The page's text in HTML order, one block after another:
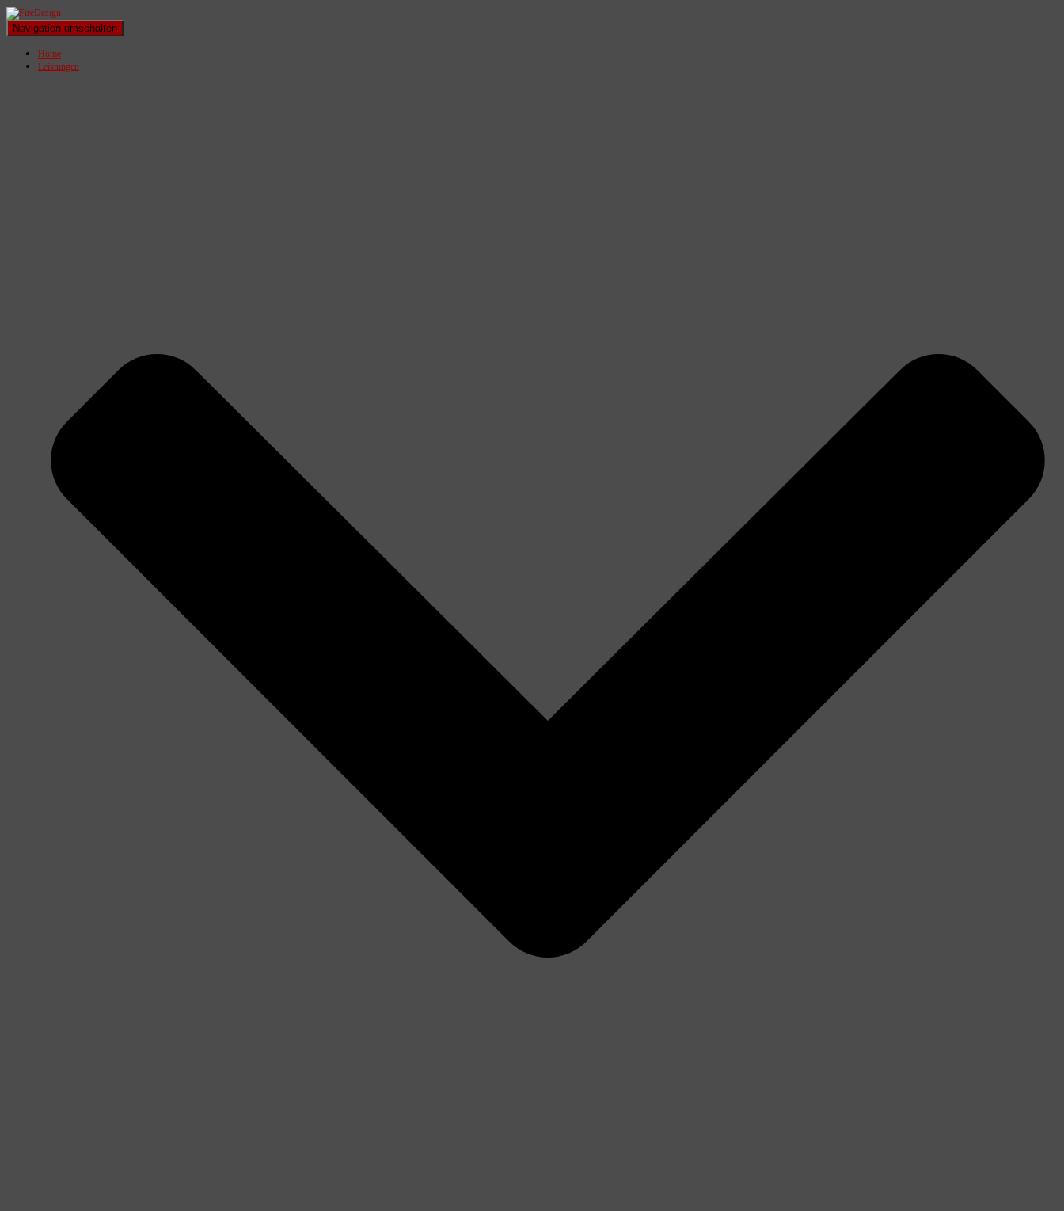
Navigation umschalten
Home
Leistungen